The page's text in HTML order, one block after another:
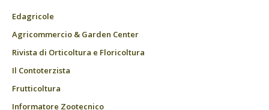
Edagricole
Agricommercio & Garden Center
Rivista di Orticoltura e Floricoltura
Il Contoterzista
Frutticoltura
Informatore Zootecnico